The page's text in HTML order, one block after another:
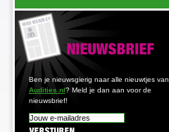
Ben je nieuwsgierig naar alle nieuwtjes van
Audities.nl? Meld je dan aan voor de
nieuwsbrief!